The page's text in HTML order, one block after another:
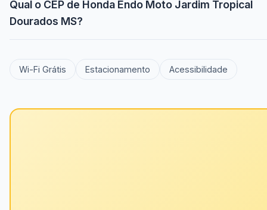
Qual o CEP de Honda Endo Moto Jardim Tropical
Dourados MS?
Wi-Fi Grátis Estacionamento Acessibilidade